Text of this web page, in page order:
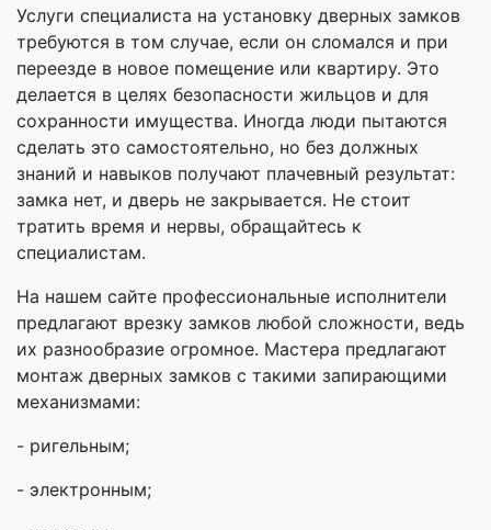
Услуги специалиста на установку дверных замков
требуются в том случае, если он сломался и при
переезде в новое помещение или квартиру. Это
делается в целях безопасности жильцов и для
сохранности имущества. Иногда люди пытаются
сделать это самостоятельно, но без должных
знаний и навыков получают плачевный результат:
замка нет, и дверь не закрывается. Не стоит
тратить время и нервы, обращайтесь к
специалистам.
На нашем сайте профессиональные исполнители
предлагают врезку замков любой сложности, ведь
их разнообразие огромное. Мастера предлагают
монтаж дверных замков с такими запирающими
механизмами:
- ригельным;
- электронным;